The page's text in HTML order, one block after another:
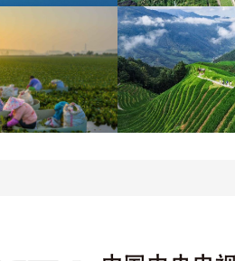
翠湖晶瑩剔
南水北調中
破800億立方